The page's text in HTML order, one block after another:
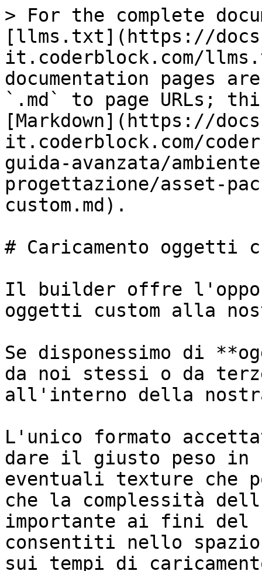
> For the complete
[llms.txt](https://
it.coderblock.com/
documentation pages
`.md` to page URLs;
[Markdown](https://
it.coderblock.com/
guida-avanzata/
progettazione/asset-
custom.md).
# Caricamento oggetti
Il builder offre
oggetti custom alla
Se disponessimo di
da noi stessi o da
all'interno della
L'unico formato
dare il giusto peso in
eventuali texture che
che la complessità
importante ai fini del
consentiti nello
sui tempi di